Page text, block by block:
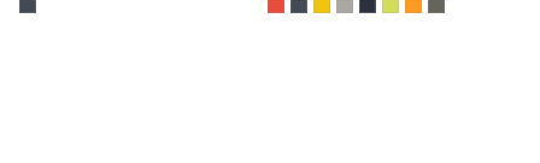
Noir
Rouge
NoirJauneGris Clair
Marine Foncé
Jaune Fluo
Orange Fluo
Vert Kaki